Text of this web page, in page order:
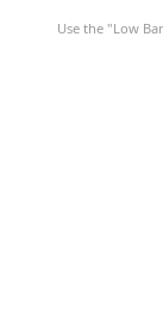
Use the "Low